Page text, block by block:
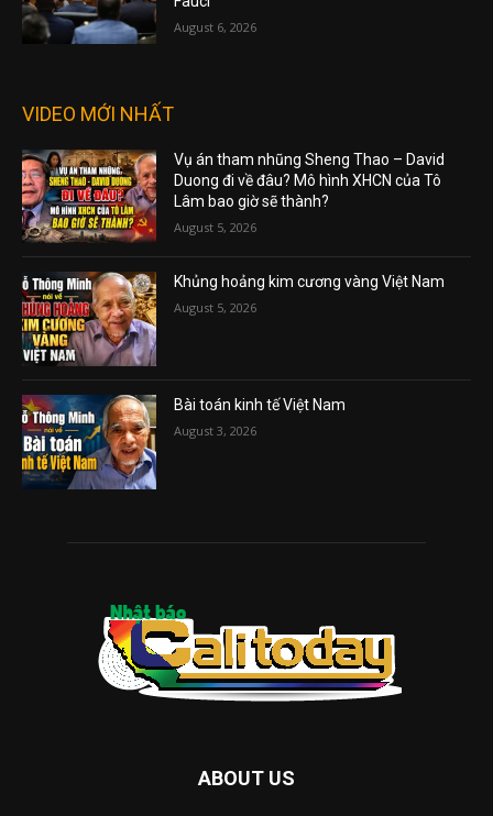
August 6, 2026
VIDEO MỚI NHẤT
Vụ án tham nhũng Sheng Thao – David
Duong đi về đâu? Mô hình XHCN của Tô
Lâm bao giờ sẽ thành?
August 5, 2026
Khủng hoảng kim cương vàng Việt Nam
August 5, 2026
Bài toán kinh tế Việt Nam
August 3, 2026
ABOUT US